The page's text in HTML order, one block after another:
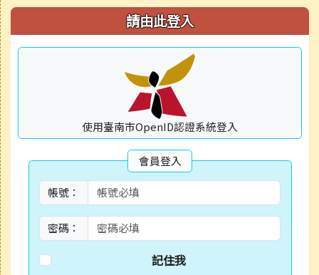
右邊區域內容 請由此登入
使用臺南市OpenID認證系統登入
會員登入
帳號：
密碼：
記住我